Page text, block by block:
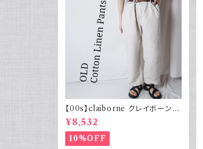
【00s】claiborne クレイボーン リ
ネンコットンパンツ ツータック
¥8,532
10%OFF